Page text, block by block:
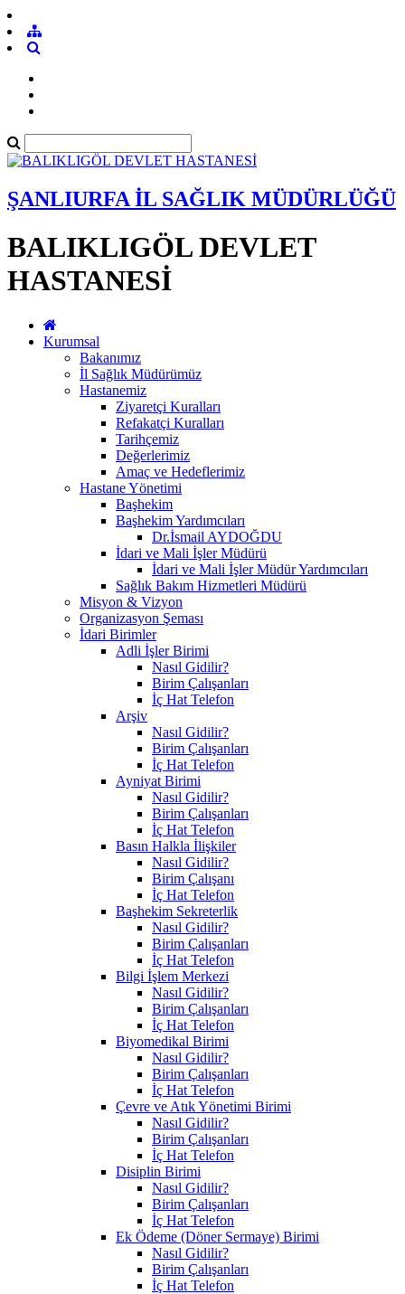
ŞANLIURFA İL SAĞLIK MÜDÜRLÜĞÜ
BALIKLIGÖL DEVLET
HASTANESİ
Kurumsal
Bakanımız
İl Sağlık Müdürümüz
Hastanemiz
Ziyaretçi Kuralları
Refakatçi Kuralları
Tarihçemiz
Değerlerimiz
Amaç ve Hedeflerimiz
Hastane Yönetimi
Başhekim
Başhekim Yardımcıları
Dr.İsmail AYDOĞDU
İdari ve Mali İşler Müdürü
İdari ve Mali İşler Müdür Yardımcıları
Sağlık Bakım Hizmetleri Müdürü
Misyon & Vizyon
Organizasyon Şeması
İdari Birimler
Adli İşler Birimi
Nasıl Gidilir?
Birim Çalışanları
İç Hat Telefon
Arşiv
Nasıl Gidilir?
Birim Çalışanları
İç Hat Telefon
Ayniyat Birimi
Nasıl Gidilir?
Birim Çalışanları
İç Hat Telefon
Basın Halkla İlişkiler
Nasıl Gidilir?
Birim Çalışanı
İç Hat Telefon
Başhekim Sekreterlik
Nasıl Gidilir?
Birim Çalışanları
İç Hat Telefon
Bilgi İşlem Merkezi
Nasıl Gidilir?
Birim Çalışanları
İç Hat Telefon
Biyomedikal Birimi
Nasıl Gidilir?
Birim Çalışanları
İç Hat Telefon
Çevre ve Atık Yönetimi Birimi
Nasıl Gidilir?
Birim Çalışanları
İç Hat Telefon
Disiplin Birimi
Nasıl Gidilir?
Birim Çalışanları
İç Hat Telefon
Ek Ödeme (Döner Sermaye) Birimi
Nasıl Gidilir?
Birim Çalışanları
İç Hat Telefon